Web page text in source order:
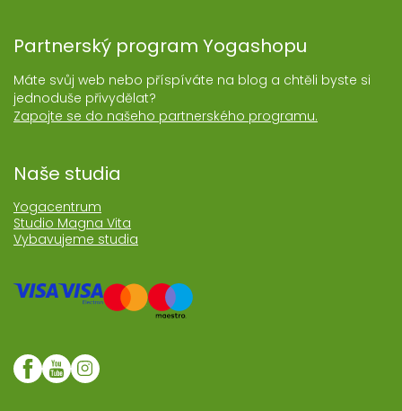
Partnerský program Yogashopu
Máte svůj web nebo příspíváte na blog a chtěli byste si
jednoduše přivydělat?
Zapojte se do našeho partnerského programu.
Naše studia
Yogacentrum
Studio Magna Vita
Vybavujeme studia